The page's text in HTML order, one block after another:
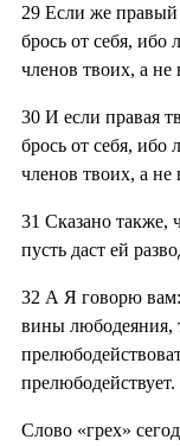
29 Если же правый
брось от себя, ибо
членов твоих, а не
30 И если правая
брось от себя, ибо
членов твоих, а не
31 Сказано также,
пусть даст ей
32 А Я говорю вам:
вины любодеяния,
прелюбодействует.
Слово «грех»